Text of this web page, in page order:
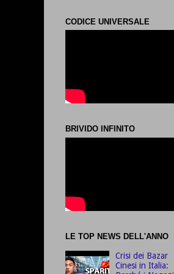
CODICE UNIVERSALE
BRIVIDO INFINITO
LE TOP NEWS DELL'ANNO
Crisi dei Bazar
Cinesi in Italia: